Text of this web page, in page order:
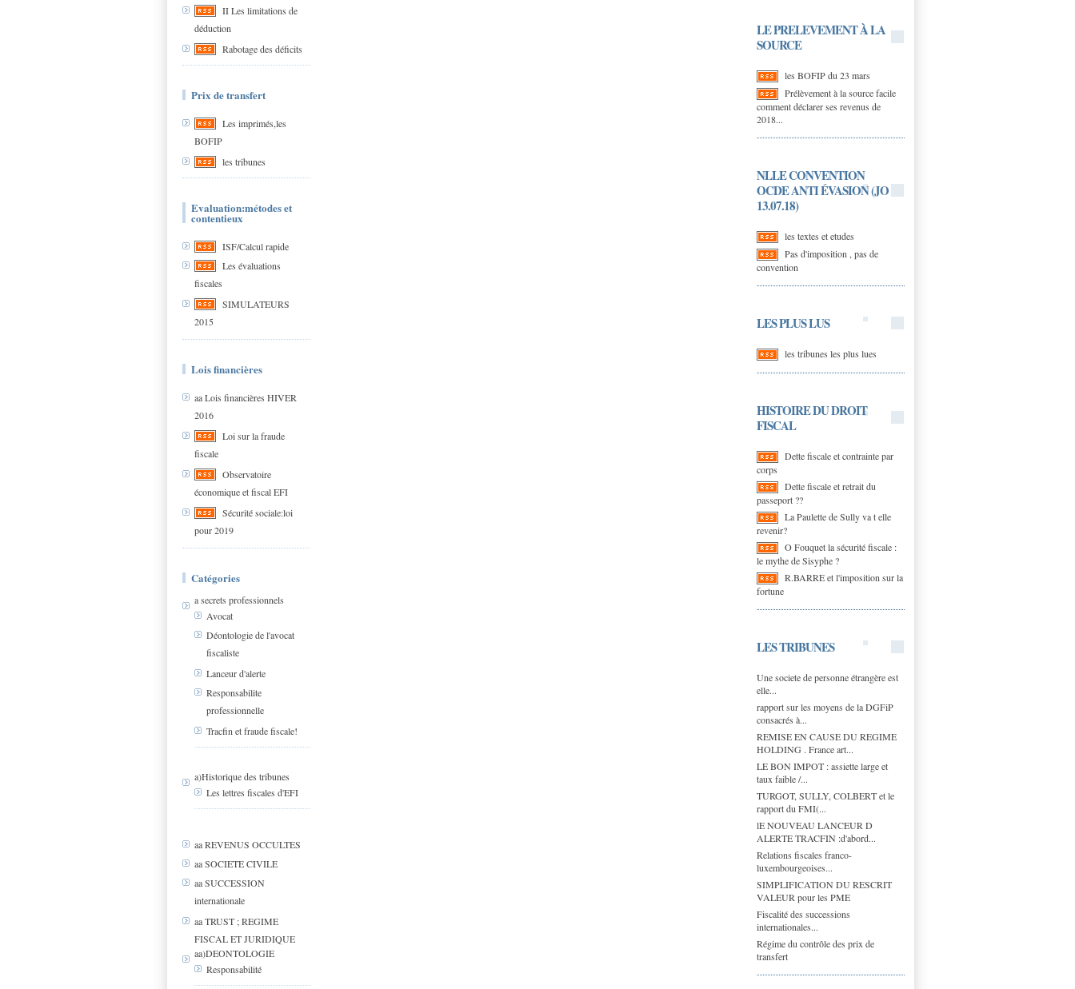
II Les limitations de
déduction
Rabotage des déficits
Prix de transfert
Les imprimés,les
BOFIP
les tribunes
Evaluation:métodes et
contentieux
ISF/Calcul rapide
Les évaluations
fiscales
SIMULATEURS
2015
Lois financières
aa Lois financières HIVER
2016
Loi sur la fraude
fiscale
Observatoire
économique et fiscal EFI
Sécurité sociale:loi
pour 2019
Catégories
a secrets professionnels
Avocat
Déontologie de l'avocat
fiscaliste
Lanceur d'alerte
Responsabilite
professionnelle
Tracfin et fraude fiscale!
a)Historique des tribunes
Les lettres fiscales d'EFI
aa REVENUS OCCULTES
aa SOCIETE CIVILE
aa SUCCESSION
internationale
aa TRUST ; REGIME
FISCAL ET JURIDIQUE
aa)DEONTOLOGIE
Responsabilité
LE PRELEVEMENT À LA
SOURCE
les BOFIP du 23 mars
Prélèvement à la source facile
comment déclarer ses revenus de
2018...
NLLE CONVENTION
OCDE ANTI ÉVASION (JO
13.07.18)
les textes et etudes
Pas d'imposition , pas de
convention
LES PLUS LUS
les tribunes les plus lues
HISTOIRE DU DROIT
FISCAL
Dette fiscale et contrainte par
corps
Dette fiscale et retrait du
passeport ??
La Paulette de Sully va t elle
revenir?
O Fouquet la sécurité fiscale :
le mythe de Sisyphe ?
R.BARRE et l'imposition sur la
fortune
LES TRIBUNES
Une societe de personne étrangère est
elle...
rapport sur les moyens de la DGFiP
consacrés à...
REMISE EN CAUSE DU REGIME
HOLDING . France art...
LE BON IMPOT : assiette large et
taux faible /...
TURGOT, SULLY, COLBERT et le
rapport du FMI(...
lE NOUVEAU LANCEUR D
ALERTE TRACFIN :d'abord...
Relations fiscales franco-
luxembourgeoises...
SIMPLIFICATION DU RESCRIT
VALEUR pour les PME
Fiscalité des successions
internationales...
Régime du contrôle des prix de
transfert